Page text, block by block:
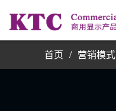
首页 / 营销模式